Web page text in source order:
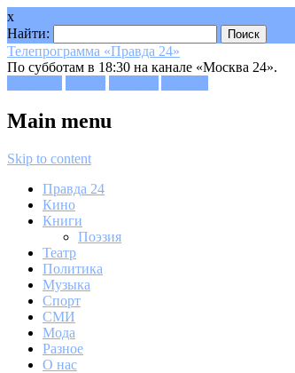
x
Найти:
Телепрограмма «Правда 24»
По субботам в 18:30 на канале «Москва 24».
Main menu
Skip to content
Правда 24
Кино
Книги
Поэзия
Театр
Политика
Музыка
Спорт
СМИ
Мода
Разное
О нас